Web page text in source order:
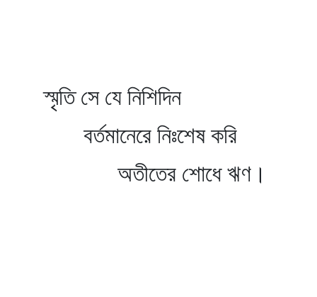
স্মৃতি সে যে নিশিদিন
বর্তমানেরে নিঃশেষ করি
অতীতের শোধে ঋণ।